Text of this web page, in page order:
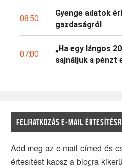
08:50
Gyenge adatok
gazdaságról
07:00
„Ha egy lángos
sajnáljuk a pénzt
FELIRATKOZÁS E-MAIL
Add meg az e-mail címed és
értesítést kapsz a blogra